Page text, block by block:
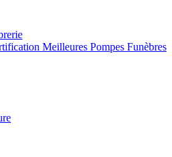
Meilleures Pompes Funèbres